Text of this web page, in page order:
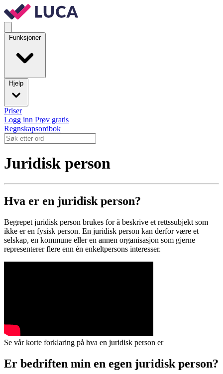
Funksjoner
Hjelp
Priser
Logg inn Prøv gratis
Regnskapsordbok
Juridisk person
Hva er en juridisk person?
Begrepet juridisk person brukes for å beskrive et rettssubjekt som
ikke er en fysisk person. En juridisk person kan derfor være et
selskap, en kommune eller en annen organisasjon som gjerne
representerer flere enn én enkeltpersons interesser.
Se vår korte forklaring på hva en juridisk person er
Er bedriften min en egen juridisk person?